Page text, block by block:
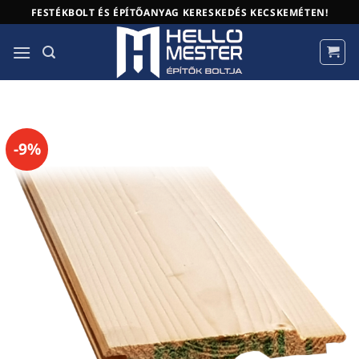
to
content
FESTÉKBOLT ÉS ÉPÍTŐANYAG KERESKEDÉS KECSKEMÉTEN!
-9%